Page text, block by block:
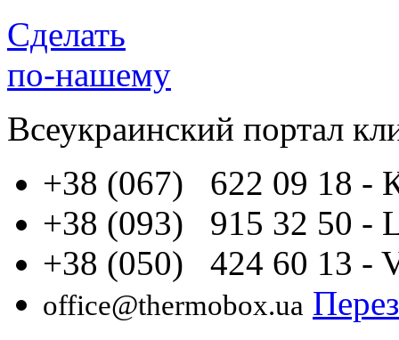
Сделать
по-нашему
Всеукраинский портал
+38 (067) 622 09 18 -
+38 (093) 915 32 50 -
+38 (050) 424 60 13 -
office@thermobox.ua